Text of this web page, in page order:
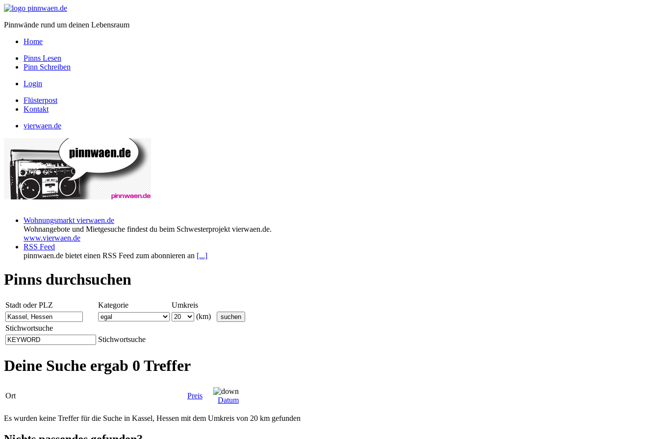
Pinnwände rund um deinen Lebensraum
Home
Pinns Lesen
Pinn Schreiben
Login
Flüsterpost
Kontakt
vierwaen.de
Wohnungsmarkt vierwaen.de
Wohnangebote und Mietgesuche findest du beim Schwesterprojekt vierwaen.de.
www.vierwaen.de
RSS Feed
pinnwaen.de bietet einen RSS Feed zum abonnieren an [...]
Pinns durchsuchen
Stadt oder PLZ Kategorie
Umkreis
(km)
Stichwortsuche
Stichwortsuche
Deine Suche ergab 0 Treffer
Ort Preis
Datum
Es wurden keine Treffer für die Suche in Kassel, Hessen mit dem Umkreis von 20 km gefunden